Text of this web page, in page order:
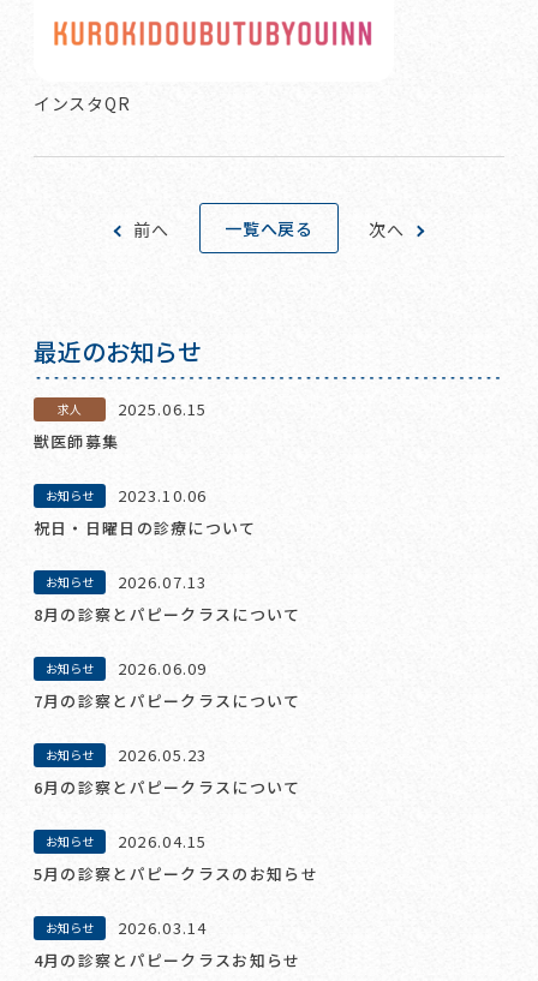
インスタQR
前へ 一覧へ戻る 次へ
最近のお知らせ
求人
2025.06.15
獣医師募集
お知らせ
2023.10.06
祝日・日曜日の診療について
お知らせ
2026.07.13
8月の診察とパピークラスについて
お知らせ
2026.06.09
7月の診察とパピークラスについて
お知らせ
2026.05.23
6月の診察とパピークラスについて
お知らせ
2026.04.15
5月の診察とパピークラスのお知らせ
お知らせ
2026.03.14
4月の診察とパピークラスお知らせ